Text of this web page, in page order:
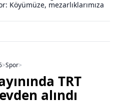
Köyümüze, mezarlıklarımıza
>Spor>
TRT
alındı